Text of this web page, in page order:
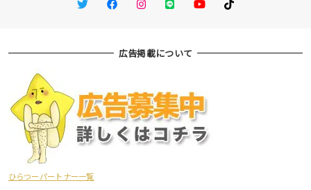
広告掲載について
ひらつーパートナー一覧